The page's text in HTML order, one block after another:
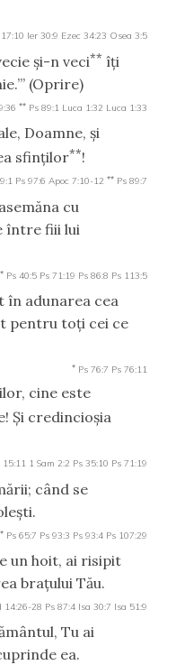
Ier 30:9 Ezec 34:23 Osea 3:5
şi-n veci** îţi
(Oprire)
** Ps 89:1 Luca 1:32 Luca 1:33
Doamne, şi
sfinţilor**!
Ps 97:6 Apoc 7:10-12 ** Ps 89:7
cu
între fiii lui
* Ps 40:5 Ps 71:19 Ps 86:8 Ps 113:5
în adunarea cea
pentru toţi cei ce
* Ps 76:7 Ps 76:11
cine este
Şi credincioşia
15:11 1 Sam 2:2 Ps 35:10 Ps 71:19
când se
* Ps 65:7 Ps 93:3 Ps 93:4 Ps 107:29
un hoit, ai risipit
braţului Tău.
14:26-28 Ps 87:4 Isa 30:7 Isa 51:9
Tu ai
ea.